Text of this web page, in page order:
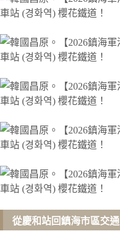
從慶和站回鎮海市區交通